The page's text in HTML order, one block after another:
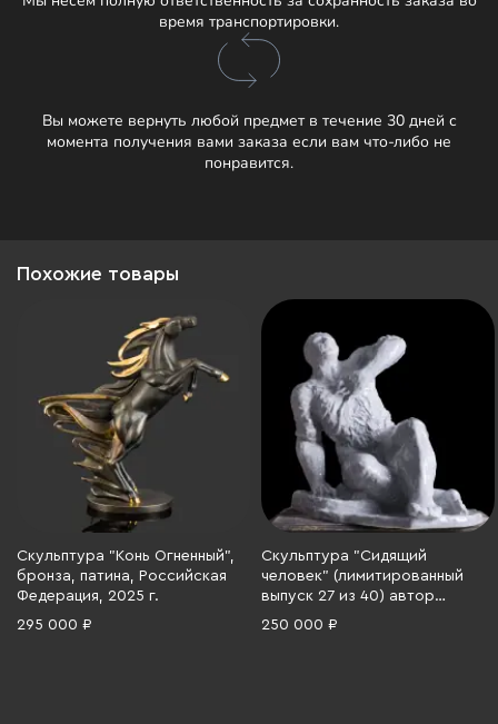
время транспортировки.
Вы можете вернуть любой предмет в течение 30 дней с
момента получения вами заказа если вам что-либо не
понравится.
Похожие товары
Скульптура "Конь Огненный",
бронза, патина, Российская
Федерация, 2025 г.
295 000 ₽
Скульптура "Сидящий
человек" (лимитированный
выпуск 27 из 40) автор
Сандро Киа, Rosenthal
250 000 ₽